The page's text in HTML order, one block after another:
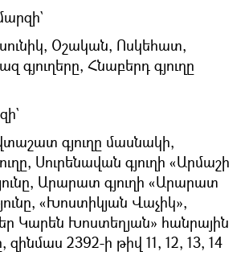
Օշական, Ոսկեհատ,
գյուղերը, Հնաբերդ գյուղը
գյուղը մասնակի,
Սուրենավան գյուղի «Արմաշի
Արարատ գյուղի «Արարատ
«Խոստիկյան Վաչիկ»,
Կարեն Խոստեղյան» հանրային
2392-ի թիվ 11, 12, 13, 14